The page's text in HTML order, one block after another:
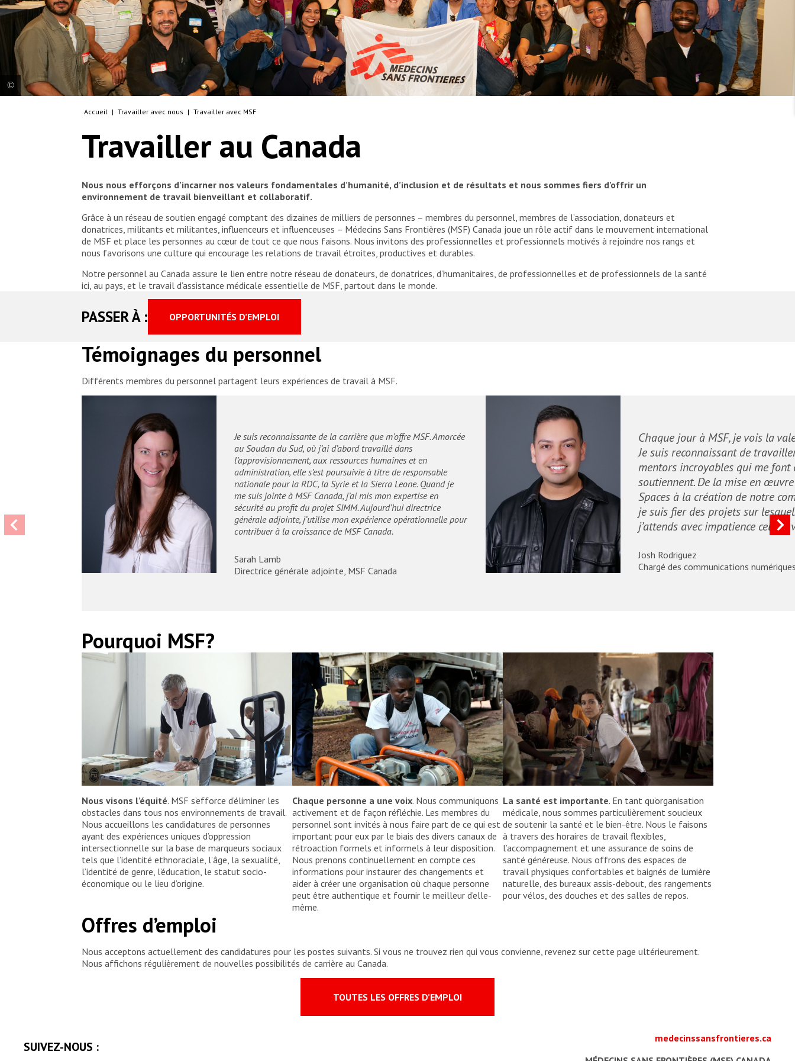
All-Staff Engagement Forum 2024 © MSF
Accueil | Travailler avec nous | Travailler avec MSF
Travailler au Canada
Nous nous efforçons d’incarner nos valeurs fondamentales d’humanité, d’inclusion et de résultats et nous sommes fiers d’offrir un
environnement de travail bienveillant et collaboratif.
Grâce à un réseau de soutien engagé comptant des dizaines de milliers de personnes – membres du personnel, membres de l’association, donateurs et
donatrices, militants et militantes, influenceurs et influenceuses – Médecins Sans Frontières (MSF) Canada joue un rôle actif dans le mouvement international
de MSF et place les personnes au cœur de tout ce que nous faisons. Nous invitons des professionnelles et professionnels motivés à rejoindre nos rangs et
nous favorisons une culture qui encourage les relations de travail étroites, productives et durables.
Notre personnel au Canada assure le lien entre notre réseau de donateurs, de donatrices, d’humanitaires, de professionnelles et de professionnels de la santé
ici, au pays, et le travail d’assistance médicale essentielle de MSF, partout dans le monde.
PASSER À : OPPORTUNITÉS D’EMPLOI
Témoignages du personnel
Différents membres du personnel partagent leurs expériences de travail à MSF.
Je suis reconnaissante de la carrière que m’offre MSF. Amorcée
au Soudan du Sud, où j’ai d’abord travaillé dans
l’approvisionnement, aux ressources humaines et en
administration, elle s’est poursuivie à titre de responsable
nationale pour la RDC, la Syrie et la Sierra Leone. Quand je
me suis jointe à MSF Canada, j’ai mis mon expertise en
sécurité au profit du projet SIMM. Aujourd’hui directrice
générale adjointe, j’utilise mon expérience opérationnelle pour
contribuer à la croissance de MSF Canada.
Sarah Lamb
Directrice générale adjointe, MSF Canada
Chaque jour à MSF, je vois la
Je suis reconnaissant de
mentors incroyables qui me font
soutiennent. De la mise en
Spaces à la création de notre
je suis fier des projets sur
j’attends avec impatience ceux à
Josh Rodriguez
Chargé des communications
Pourquoi MSF?
Nous visons l’équité. MSF s’efforce d’éliminer les
obstacles dans tous nos environnements de travail.
Nous accueillons les candidatures de personnes
ayant des expériences uniques d’oppression
intersectionnelle sur la base de marqueurs sociaux
tels que l’identité ethnoraciale, l’âge, la sexualité,
l’identité de genre, l’éducation, le statut socio-
économique ou le lieu d’origine.
Chaque personne a une voix. Nous communiquons
activement et de façon réfléchie. Les membres du
personnel sont invités à nous faire part de ce qui est
important pour eux par le biais des divers canaux de
rétroaction formels et informels à leur disposition.
Nous prenons continuellement en compte ces
informations pour instaurer des changements et
aider à créer une organisation où chaque personne
peut être authentique et fournir le meilleur d’elle-
même.
La santé est importante. En tant qu’organisation
médicale, nous sommes particulièrement soucieux
de soutenir la santé et le bien-être. Nous le faisons
à travers des horaires de travail flexibles,
l’accompagnement et une assurance de soins de
santé généreuse. Nous offrons des espaces de
travail physiques confortables et baignés de lumière
naturelle, des bureaux assis-debout, des rangements
pour vélos, des douches et des salles de repos.
Offres d’emploi
Nous acceptons actuellement des candidatures pour les postes suivants. Si vous ne trouvez rien qui vous convienne, revenez sur cette page ultérieurement.
Nous affichons régulièrement de nouvelles possibilités de carrière au Canada.
TOUTES LES OFFRES D’EMPLOI
SUIVEZ-NOUS :
medecinssansfrontieres.ca